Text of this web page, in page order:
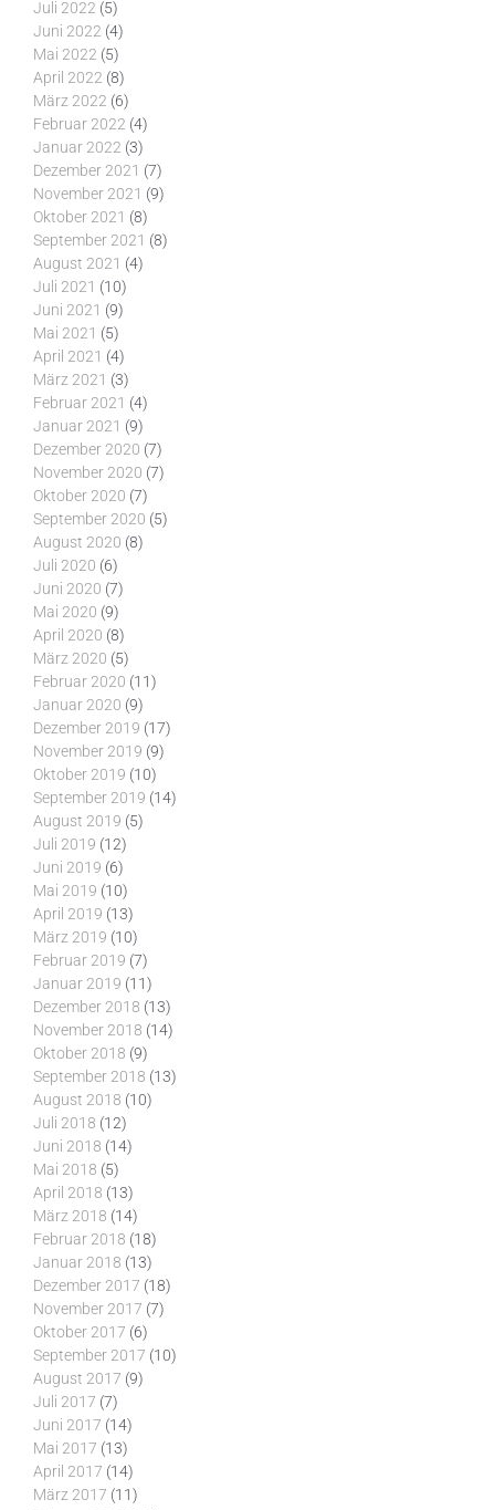
Juli 2022 (5)
Juni 2022 (4)
Mai 2022 (5)
April 2022 (8)
März 2022 (6)
Februar 2022 (4)
Januar 2022 (3)
Dezember 2021 (7)
November 2021 (9)
Oktober 2021 (8)
September 2021 (8)
August 2021 (4)
Juli 2021 (10)
Juni 2021 (9)
Mai 2021 (5)
April 2021 (4)
März 2021 (3)
Februar 2021 (4)
Januar 2021 (9)
Dezember 2020 (7)
November 2020 (7)
Oktober 2020 (7)
September 2020 (5)
August 2020 (8)
Juli 2020 (6)
Juni 2020 (7)
Mai 2020 (9)
April 2020 (8)
März 2020 (5)
Februar 2020 (11)
Januar 2020 (9)
Dezember 2019 (17)
November 2019 (9)
Oktober 2019 (10)
September 2019 (14)
August 2019 (5)
Juli 2019 (12)
Juni 2019 (6)
Mai 2019 (10)
April 2019 (13)
März 2019 (10)
Februar 2019 (7)
Januar 2019 (11)
Dezember 2018 (13)
November 2018 (14)
Oktober 2018 (9)
September 2018 (13)
August 2018 (10)
Juli 2018 (12)
Juni 2018 (14)
Mai 2018 (5)
April 2018 (13)
März 2018 (14)
Februar 2018 (18)
Januar 2018 (13)
Dezember 2017 (18)
November 2017 (7)
Oktober 2017 (6)
September 2017 (10)
August 2017 (9)
Juli 2017 (7)
Juni 2017 (14)
Mai 2017 (13)
April 2017 (14)
März 2017 (11)